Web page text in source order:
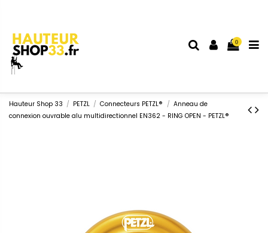
0
Hauteur Shop 33 PETZL Connecteurs PETZL®
Anneau de
connexion ouvrable alu multidirectionnel EN362 - RING OPEN - PETZL®